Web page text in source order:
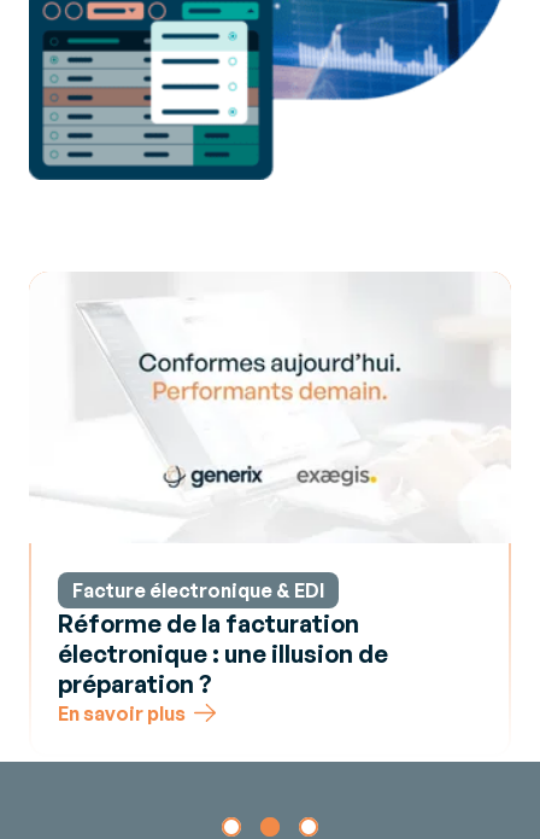
Facture électronique & EDI
Réforme de la facturation
électronique : une illusion de
préparation ?
En savoir plus